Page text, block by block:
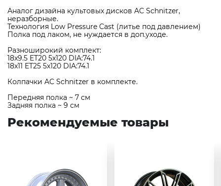
Аналог дизайна культовых дисков AC Schnitzer,
неразборные.
Технология Low Pressure Cast (литье под давлением)
Полка под лаком, не нуждается в доп.уходе.
Разноширокий комплект:
18x9.5 ET20 5х120 DIA:74.1
18x11 ET25 5х120 DIA:74.1
Колпачки AC Schnitzer в комплекте.
Передняя полка ~ 7 см
Задняя полка ~ 9 см
Рекомендуемые товары